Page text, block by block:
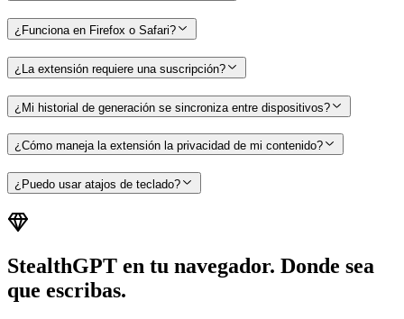
¿Funciona en Firefox o Safari?
¿La extensión requiere una suscripción?
¿Mi historial de generación se sincroniza entre dispositivos?
¿Cómo maneja la extensión la privacidad de mi contenido?
¿Puedo usar atajos de teclado?
StealthGPT en tu navegador. Donde sea
que escribas.